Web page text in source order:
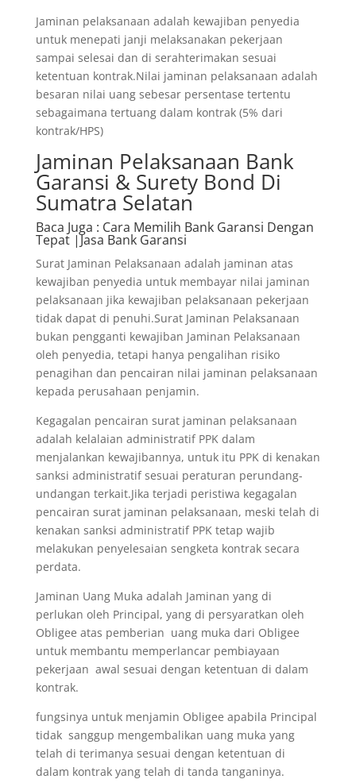
Jaminan pelaksanaan adalah kewajiban penyedia
untuk menepati janji melaksanakan pekerjaan
sampai selesai dan di serahterimakan sesuai
ketentuan kontrak.Nilai jaminan pelaksanaan adalah
besaran nilai uang sebesar persentase tertentu
sebagaimana tertuang dalam kontrak (5% dari
kontrak/HPS)
Jaminan Pelaksanaan Bank
Garansi & Surety Bond Di
Sumatra Selatan
Baca Juga : Cara Memilih Bank Garansi Dengan
Tepat |Jasa Bank Garansi
Surat Jaminan Pelaksanaan adalah jaminan atas
kewajiban penyedia untuk membayar nilai jaminan
pelaksanaan jika kewajiban pelaksanaan pekerjaan
tidak dapat di penuhi.Surat Jaminan Pelaksanaan
bukan pengganti kewajiban Jaminan Pelaksanaan
oleh penyedia, tetapi hanya pengalihan risiko
penagihan dan pencairan nilai jaminan pelaksanaan
kepada perusahaan penjamin.
Kegagalan pencairan surat jaminan pelaksanaan
adalah kelalaian administratif PPK dalam
menjalankan kewajibannya, untuk itu PPK di kenakan
sanksi administratif sesuai peraturan perundang-
undangan terkait.Jika terjadi peristiwa kegagalan
pencairan surat jaminan pelaksanaan, meski telah di
kenakan sanksi administratif PPK tetap wajib
melakukan penyelesaian sengketa kontrak secara
perdata.
Jaminan Uang Muka adalah Jaminan yang di
perlukan oleh Principal, yang di persyaratkan oleh
Obligee atas pemberian uang muka dari Obligee
untuk membantu memperlancar pembiayaan
pekerjaan awal sesuai dengan ketentuan di dalam
kontrak.
fungsinya untuk menjamin Obligee apabila Principal
tidak sanggup mengembalikan uang muka yang
telah di terimanya sesuai dengan ketentuan di
dalam kontrak yang telah di tanda tanganinya.